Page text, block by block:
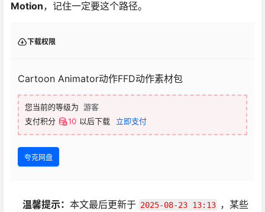
Motion，记住一定要这个路径。
下载权限
Cartoon Animator动作FFD动作素材包
您当前的等级为 游客
支付积分
10 以后下载 立即支付
夸克网盘
温馨提示： 本文最后更新于 2025-08-23 13:13 ，某些